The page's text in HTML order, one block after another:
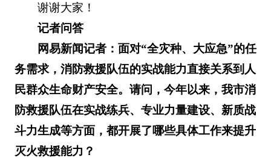
谢谢大家！
记者问答
网易新闻记者：面对“全灾种、大应急”的任
务需求，消防救援队伍的实战能力直接关系到人
民群众生命财产安全。请问，今年以来，我市消
防救援队伍在实战练兵、专业力量建设、新质战
斗力生成等方面，都开展了哪些具体工作来提升
灭火救援能力？